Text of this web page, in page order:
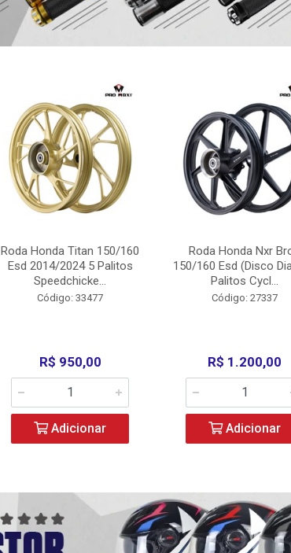
Roda Honda Titan 150/160
Esd 2014/2024 5 Palitos
Speedchicke...
Código: 33477
R$ 950,00
Adicionar
Roda Honda Nxr
150/160 Esd (Disco
Palitos Cycl...
Código: 27337
R$ 1.200,00
Adicionar